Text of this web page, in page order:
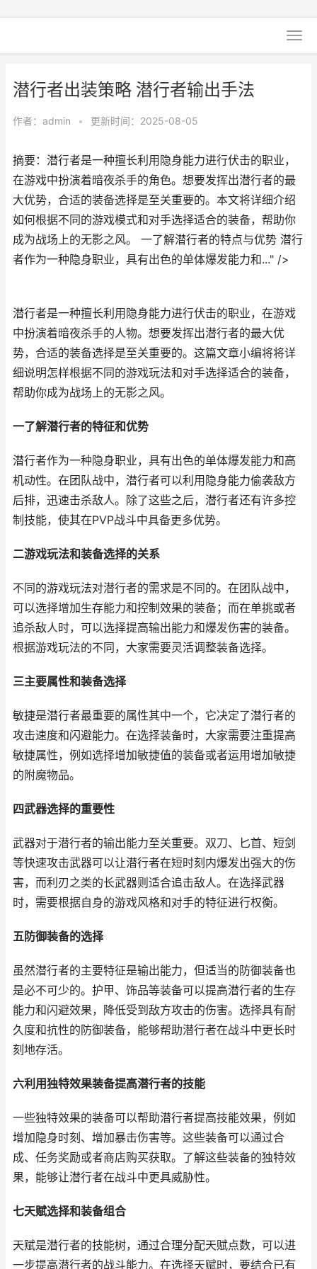
潜行者出装策略 潜行者输出手法
作者： admin • 更新时间：2025-08-05
摘要：潜行者是一种擅长利用隐身能力进行伏击的职业，
在游戏中扮演着暗夜杀手的角色。想要发挥出潜行者的最
大优势，合适的装备选择是至关重要的。本文将详细介绍
如何根据不同的游戏模式和对手选择适合的装备，帮助你
成为战场上的无影之风。 一了解潜行者的特点与优势 潜行
者作为一种隐身职业，具有出色的单体爆发能力和..." />
潜行者是一种擅长利用隐身能力进行伏击的职业，在游戏
中扮演着暗夜杀手的人物。想要发挥出潜行者的最大优
势，合适的装备选择是至关重要的。这篇文章小编将将详
细说明怎样根据不同的游戏玩法和对手选择适合的装备，
帮助你成为战场上的无影之风。
一了解潜行者的特征和优势
潜行者作为一种隐身职业，具有出色的单体爆发能力和高
机动性。在团队战中，潜行者可以利用隐身能力偷袭敌方
后排，迅速击杀敌人。除了这些之后，潜行者还有许多控
制技能，使其在PVP战斗中具备更多优势。
二游戏玩法和装备选择的关系
不同的游戏玩法对潜行者的需求是不同的。在团队战中，
可以选择增加生存能力和控制效果的装备；而在单挑或者
追杀敌人时，可以选择提高输出能力和爆发伤害的装备。
根据游戏玩法的不同，大家需要灵活调整装备选择。
三主要属性和装备选择
敏捷是潜行者最重要的属性其中一个，它决定了潜行者的
攻击速度和闪避能力。在选择装备时，大家需要注重提高
敏捷属性，例如选择增加敏捷值的装备或者运用增加敏捷
的附魔物品。
四武器选择的重要性
武器对于潜行者的输出能力至关重要。双刀、匕首、短剑
等快速攻击武器可以让潜行者在短时刻内爆发出强大的伤
害，而利刃之类的长武器则适合追击敌人。在选择武器
时，需要根据自身的游戏风格和对手的特征进行权衡。
五防御装备的选择
虽然潜行者的主要特征是输出能力，但适当的防御装备也
是必不可少的。护甲、饰品等装备可以提高潜行者的生存
能力和闪避效果，降低受到敌方攻击的伤害。选择具有耐
久度和抗性的防御装备，能够帮助潜行者在战斗中更长时
刻地存活。
六利用独特效果装备提高潜行者的技能
一些独特效果的装备可以帮助潜行者提高技能效果，例如
增加隐身时刻、增加暴击伤害等。这些装备可以通过合
成、任务奖励或者商店购买获取。了解这些装备的独特效
果，能够让潜行者在战斗中更具威胁性。
七天赋选择和装备组合
天赋是潜行者的技能树，通过合理分配天赋点数，可以进
一步提高潜行者的战斗能力。在选择天赋时，要结合已有